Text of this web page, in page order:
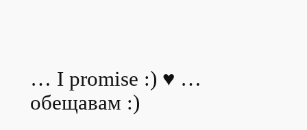
… I promise :) ♥ …
oбещавам :)